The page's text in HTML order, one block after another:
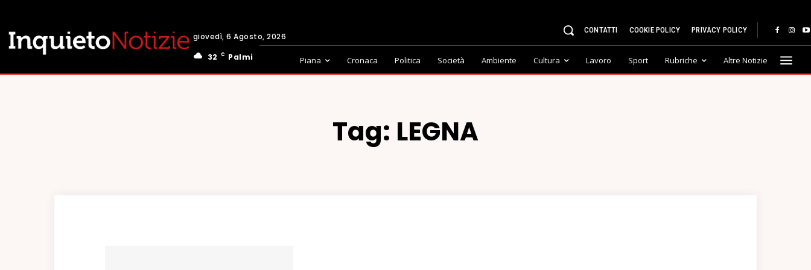
giovedì, 6 Agosto, 2026
32
C Palmi
CONTATTI COOKIE POLICY PRIVACY POLICY
Piana Cronaca Politica Società Ambiente Cultura Lavoro Sport Rubriche Altre Notizie
Tag: LEGNA